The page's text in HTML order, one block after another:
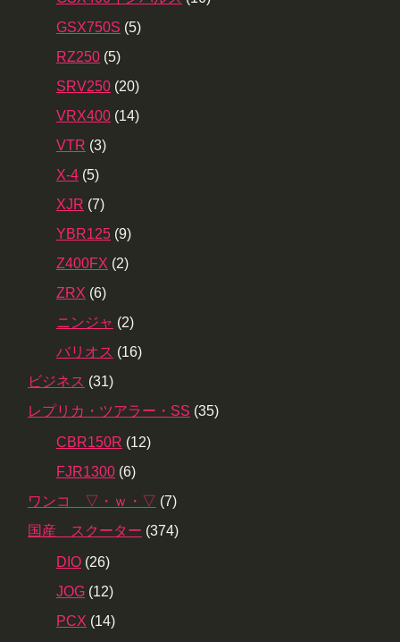
GSX750S (5)
RZ250 (5)
SRV250 (20)
VRX400 (14)
VTR (3)
X-4 (5)
XJR (7)
YBR125 (9)
Z400FX (2)
ZRX (6)
ニンジャ (2)
バリオス (16)
ビジネス (31)
レプリカ・ツアラー・SS (35)
CBR150R (12)
FJR1300 (6)
ワンコ ▽・ｗ・▽ (7)
国産 スクーター (374)
DIO (26)
JOG (12)
PCX (14)